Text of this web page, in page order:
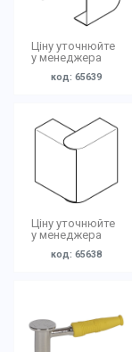
Ціну уточнюйте
у менеджера
код: 65639
Ціну уточнюйте
у менеджера
код: 65638